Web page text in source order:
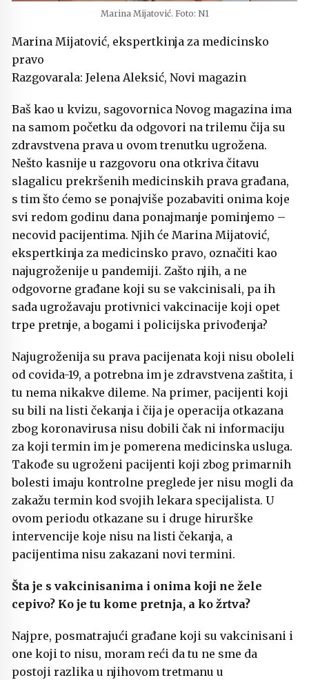
Marina Mijatović. Foto: N1
Marina Mijatović, ekspertkinja za medicinsko
pravo
Razgovarala: Jelena Aleksić, Novi magazin
Baš kao u kvizu, sagovornica Novog magazina ima
na samom početku da odgovori na trilemu čija su
zdravstvena prava u ovom trenutku ugrožena.
Nešto kasnije u razgovoru ona otkriva čitavu
slagalicu prekršenih medicinskih prava građana,
s tim što ćemo se ponajviše pozabaviti onima koje
svi redom godinu dana ponajmanje pominjemo –
necovid pacijentima. Njih će Marina Mijatović,
ekspertkinja za medicinsko pravo, označiti kao
najugroženije u pandemiji. Zašto njih, a ne
odgovorne građane koji su se vakcinisali, pa ih
sada ugrožavaju protivnici vakcinacije koji opet
trpe pretnje, a bogami i policijska privođenja?
Najugroženija su prava pacijenata koji nisu oboleli
od covida-19, a potrebna im je zdravstvena zaštita, i
tu nema nikakve dileme. Na primer, pacijenti koji
su bili na listi čekanja i čija je operacija otkazana
zbog koronavirusa nisu dobili čak ni informaciju
za koji termin im je pomerena medicinska usluga.
Takođe su ugroženi pacijenti koji zbog primarnih
bolesti imaju kontrolne preglede jer nisu mogli da
zakažu termin kod svojih lekara specijalista. U
ovom periodu otkazane su i druge hirurške
intervencije koje nisu na listi čekanja, a
pacijentima nisu zakazani novi termini.
Šta je s vakcinisanima i onima koji ne žele
cepivo? Ko je tu kome pretnja, a ko žrtva?
Najpre, posmatrajući građane koji su vakcinisani i
one koji to nisu, moram reći da tu ne sme da
postoji razlika u njihovom tretmanu u